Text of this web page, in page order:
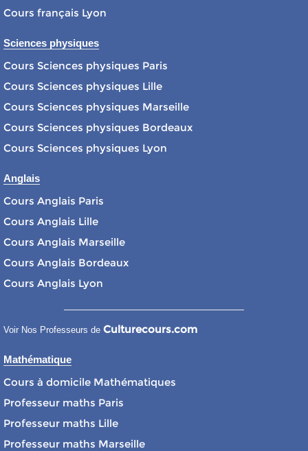
Cours français Lyon
Sciences physiques
Cours Sciences physiques Paris
Cours Sciences physiques Lille
Cours Sciences physiques Marseille
Cours Sciences physiques Bordeaux
Cours Sciences physiques Lyon
Anglais
Cours Anglais Paris
Cours Anglais Lille
Cours Anglais Marseille
Cours Anglais Bordeaux
Cours Anglais Lyon
Voir Nos Professeurs de Culturecours.com
Mathématique
Cours à domicile Mathématiques
Professeur maths Paris
Professeur maths Lille
Professeur maths Marseille